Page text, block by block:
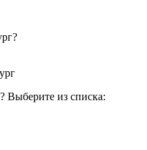
Выберите из списка: